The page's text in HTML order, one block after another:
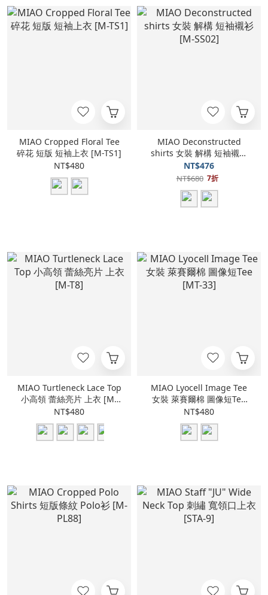
MIAO Cropped Floral Tee
碎花 短版 短袖上衣 [M-TS1]
NT$480
MIAO Deconstructed
shirts 女裝 解構 短袖襯衫
[M-SS02]
NT$476
NT$680 7折
MIAO Turtleneck Lace Top
小高領 蕾絲亮片 上衣 [M-
T8]
NT$480
MIAO Lyocell Image Tee
女裝 萊賽爾棉 圖像短Tee
[MT-33]
NT$480